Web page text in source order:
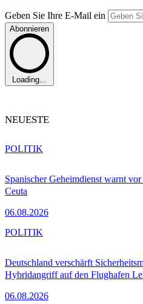
Geben Sie Ihre E-Mail ein
Abonnieren
Loading...
NEUESTE
Spanischer Geheimdienst warnt
Ceuta
06.08.2026
POLITIK
Deutschland verschärft
Hybridangriff auf den Flughafen
06.08.2026
POLITIK